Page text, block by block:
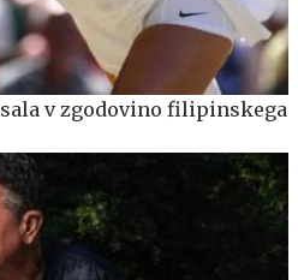
v zgodovino filipinskega